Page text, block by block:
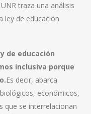
traza una análisis
ley de educación
de educación
inclusiva porque
Es decir, abarca
económicos,
que se interrelacionan